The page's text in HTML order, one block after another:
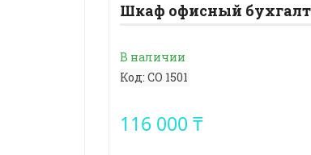
Шкаф офисный
В наличии
Код: СО 1501
116 000 ₸